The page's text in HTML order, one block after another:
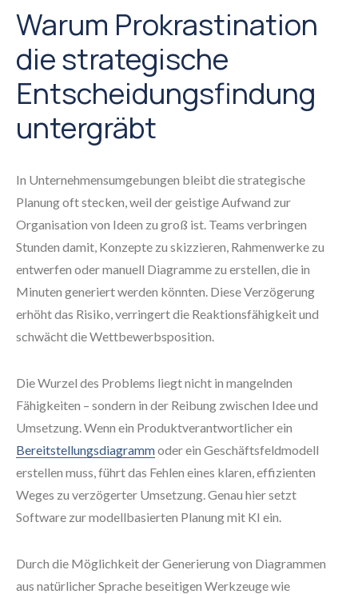
Warum Prokrastination
die strategische
Entscheidungsfindung
untergräbt
In Unternehmensumgebungen bleibt die strategische
Planung oft stecken, weil der geistige Aufwand zur
Organisation von Ideen zu groß ist. Teams verbringen
Stunden damit, Konzepte zu skizzieren, Rahmenwerke zu
entwerfen oder manuell Diagramme zu erstellen, die in
Minuten generiert werden könnten. Diese Verzögerung
erhöht das Risiko, verringert die Reaktionsfähigkeit und
schwächt die Wettbewerbsposition.
Die Wurzel des Problems liegt nicht in mangelnden
Fähigkeiten – sondern in der Reibung zwischen Idee und
Umsetzung. Wenn ein Produktverantwortlicher ein
Bereitstellungsdiagrammoder ein Geschäftsfeldmodell
erstellen muss, führt das Fehlen eines klaren, effizienten
Weges zu verzögerter Umsetzung. Genau hier setzt
Software zur modellbasierten Planung mit KI ein.
Durch die Möglichkeit der Generierung von Diagrammen
aus natürlicher Sprache beseitigen Werkzeuge wie